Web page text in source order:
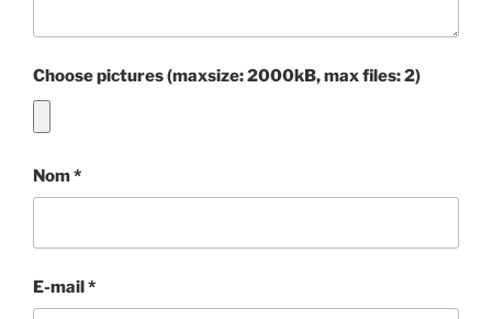
Choose pictures (maxsize: 2000kB, max files: 2)
Nom*
E-mail*